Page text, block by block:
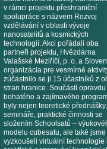
v rámci projektu přeshraniční
spolupráce s názvem Rozvoj
vzdělávání v oblasti vývoje
nanosatelitů a kosmických
technologií. Akci pořádali oba
partneři projektu, Hvězdárna
Valašské Meziříčí, p. o. a
organizácia pre vesmírné
zúčastnilo se ji 15 účastníků z
stran hranice. Součástí opravdu
bohatého a zajímavého
byly nejen teoretické přednášky,
semináře, praktické činnosti se
složením Schoolsatů –
modelu cubesatu, ale také jsme
vyzkoušeli virtuální technologie i